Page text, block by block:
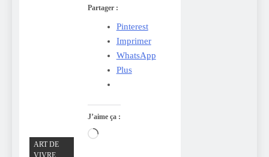
Partager :
Pinterest
Imprimer
WhatsApp
Plus
J’aime ça :
Chargement…
ART DE